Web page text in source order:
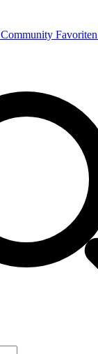
Community Favoriten